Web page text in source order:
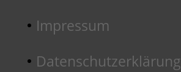
Impressum
Datenschutzerklärung